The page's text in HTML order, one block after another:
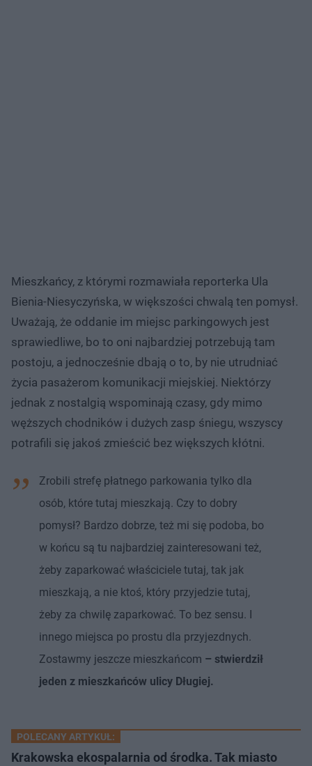
Mieszkańcy, z którymi rozmawiała reporterka Ula
Bienia-Niesyczyńska, w większości chwalą ten pomysł.
Uważają, że oddanie im miejsc parkingowych jest
sprawiedliwe, bo to oni najbardziej potrzebują tam
postoju, a jednocześnie dbają o to, by nie utrudniać
życia pasażerom komunikacji miejskiej. Niektórzy
jednak z nostalgią wspominają czasy, gdy mimo
węższych chodników i dużych zasp śniegu, wszyscy
potrafili się jakoś zmieścić bez większych kłótni.
Zrobili strefę płatnego parkowania tylko dla
osób, które tutaj mieszkają. Czy to dobry
pomysł? Bardzo dobrze, też mi się podoba, bo
w końcu są tu najbardziej zainteresowani też,
żeby zaparkować właściciele tutaj, tak jak
mieszkają, a nie ktoś, który przyjedzie tutaj,
żeby za chwilę zaparkować. To bez sensu. I
innego miejsca po prostu dla przyjezdnych.
Zostawmy jeszcze mieszkańcom – stwierdził
jeden z mieszkańców ulicy Długiej.
POLECANY ARTYKUŁ:
Krakowska ekospalarnia od środka. Tak miasto